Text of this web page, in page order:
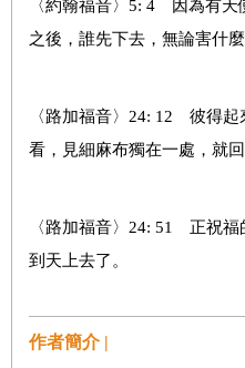
〈約翰福音〉5: 4 因為有天
之後，誰先下去，無論害什麼
〈路加福音〉24: 12 彼得
看，見細麻布獨在一處，就
〈路加福音〉24: 51 正祝
到天上去了。
作者簡介 |